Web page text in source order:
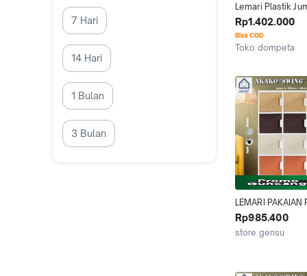
7 Hari
14 Hari
1 Bulan
3 Bulan
Lemari Plastik
Pintu - AKAKO 12
Susun 4
Rp1.402.000
Bisa COD
Toko dompeta
LEMARI PAKAIAN
AKAKO SWING 3
SERBAGUNA 12
PINTU KUAT
Rp985.400
store gensu